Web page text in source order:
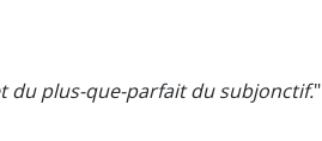
du plus-que-parfait du subjonctif."